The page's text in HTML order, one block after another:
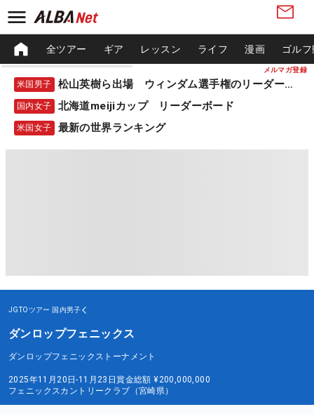
メルマガ登録
全ツアー ギア レッスン ライフ 漫画 ゴル
米国男子 松山英樹ら出場 ウィンダム選手権のリーダーボード
国内女子 北海道meijiカップ リーダーボード
米国女子 最新の世界ランキング
JGTOツアー 国内男子
ダンロップフェニックス
ダンロップフェニックストーナメント
2025年11月20日-11月23日賞金総額 ¥200,000,000
フェニックスカントリークラブ（宮崎県）